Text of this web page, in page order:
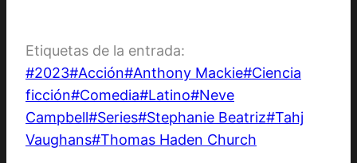
Etiquetas de la entrada:
#2023#Acción#Anthony Mackie#Ciencia
ficción#Comedia#Latino#Neve
Campbell#Series#Stephanie Beatriz#Tahj
Vaughans#Thomas Haden Church